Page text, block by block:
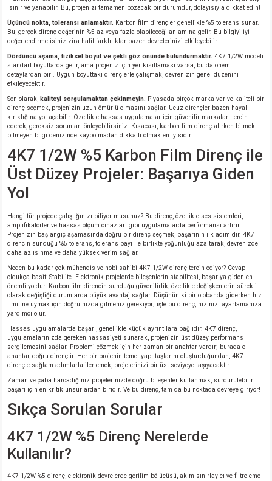
MARKA)
ısınır ve yanabilir. Bu, projenizi tamamen bozacak bir durumdur, dolayısıyla dikkat edin!
Üçüncü nokta, toleransı anlamaktır. Karbon film dirençler genellikle %5 tolerans sunar.
Bu, gerçek direnç değerinin %5 az veya fazla olabileceği anlamına gelir. Bu bilgiyi iyi
değerlendirmelisiniz zira hafif farklılıklar bazen devrelerinizi etkileyebilir.
Dördüncü aşama, fiziksel boyut ve şekli göz önünde bulundurmaktır. 4K7 1/2W modeli
standart boyutlarda gelir, ama projeniz için yer kısıtlaması varsa, bu da önemli
detaylardan biri. Uygun boyuttaki dirençlerle çalışmak, devrenizin genel düzenini
etkileyecektir.
Son olarak, kaliteyi sorgulamaktan çekinmeyin. Piyasada birçok marka var ve kaliteli bir
direnç seçmek, projenizin uzun ömürlü olmasını sağlar. Ucuz dirençler bazen hayal
kırıklığına yol açabilir. Özellikle hassas uygulamalar için güvenilir markaları tercih
ederek, gereksiz sorunları önleyebilirsiniz. Kısacası, karbon film direnç alırken bitmek
bilmeyen bilgi denizinde kaybolmadan dikkatli olmak en iyisidir!
4K7 1/2W %5 Karbon Film Direnç ile
Üst Düzey Projeler: Başarıya Giden
Yol
Hangi tür projede çalıştığınızı biliyor musunuz? Bu direnç, özellikle ses sistemleri,
amplifikatörler ve hassas ölçüm cihazları gibi uygulamalarda performansı artırır.
Projenizin başlangıç aşamasında doğru bir direnç seçmek, başarının ilk adımıdır. 4K7
direncin sunduğu %5 tolerans, tolerans payı ile birlikte yoğunluğu azaltarak, devrenizde
daha az ısınma ve daha yüksek verim sağlar.
Neden bu kadar çok mühendis ve hobi sahibi 4K7 1/2W direnç tercih ediyor? Cevap
oldukça basit: Stabilite. Elektronik projelerde bileşenlerin stabilitesi, başarıya giden en
önemli yoldur. Karbon film direncin sunduğu güvenilirlik, özellikle değişkenlerin sürekli
olarak değiştiği durumlarda büyük avantaj sağlar. Düşünün ki bir otobanda giderken hız
limitine uymak için doğru hızda gitmeniz gerekiyor; işte bu direnç, hızınızı ayarlamanıza
yardımcı olur.
Hassas uygulamalarda başarı, genellikle küçük ayrıntılara bağlıdır. 4K7 direnç,
uygulamalarınızda gereken hassasiyeti sunarak, projenizin üst düzey performans
sergilemesini sağlar. Problemi çözmek için her zaman bir anahtar vardır; burada o
anahtar, doğru dirençtir. Her bir projenin temel yapı taşlarını oluşturduğundan, 4K7
dirençle sağlam adımlarla ilerlemek, projelerinizi bir üst seviyeye taşıyacaktır.
Zaman ve çaba harcadığınız projelerinizde doğru bileşenler kullanmak, sürdürülebilir
başarı için en kritik unsurlardan biridir. Ve bu direnç, tam da bu noktada devreye giriyor!
Sıkça Sorulan Sorular
4K7 1/2W %5 Direnç Nerelerde
Kullanılır?
4K7 1/2W %5 direnç, elektronik devrelerde gerilim bölücüsü, akım sınırlayıcı ve filtreleme